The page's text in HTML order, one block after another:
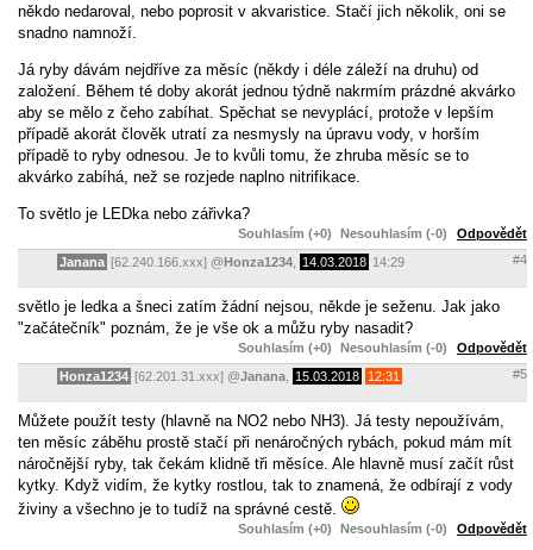
někdo nedaroval, nebo poprosit v akvaristice. Stačí jich několik, oni se
snadno namnoží.
Já ryby dávám nejdříve za měsíc (někdy i déle záleží na druhu) od
založení. Během té doby akorát jednou týdně nakrmím prázdné akvárko
aby se mělo z čeho zabíhat. Spěchat se nevyplácí, protože v lepším
případě akorát člověk utratí za nesmysly na úpravu vody, v horším
případě to ryby odnesou. Je to kvůli tomu, že zhruba měsíc se to
akvárko zabíhá, než se rozjede naplno nitrifikace.
To světlo je LEDka nebo zářivka?
Souhlasím (+0) Nesouhlasím (-0) Odpovědět
Janana [62.240.166.xxx] @Honza1234 14.03.2018 14:29 #4
světlo je ledka a šneci zatím žádní nejsou, někde je seženu. Jak jako
"začátečník" poznám, že je vše ok a můžu ryby nasadit?
Souhlasím (+0) Nesouhlasím (-0) Odpovědět
Honza1234 [62.201.31.xxx] @Janana 15.03.2018 12:31 #5
Můžete použít testy (hlavně na NO2 nebo NH3). Já testy nepoužívám,
ten měsíc záběhu prostě stačí při nenáročných rybách, pokud mám mít
náročnější ryby, tak čekám klidně tři měsíce. Ale hlavně musí začít růst
kytky. Když vidím, že kytky rostlou, tak to znamená, že odbírají z vody
živiny a všechno je to tudíž na správné cestě.
Souhlasím (+0) Nesouhlasím (-0) Odpovědět